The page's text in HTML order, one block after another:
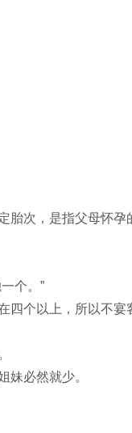
胎次，是指父母怀
个。”
四个以上，所以不宴
妹必然就少。